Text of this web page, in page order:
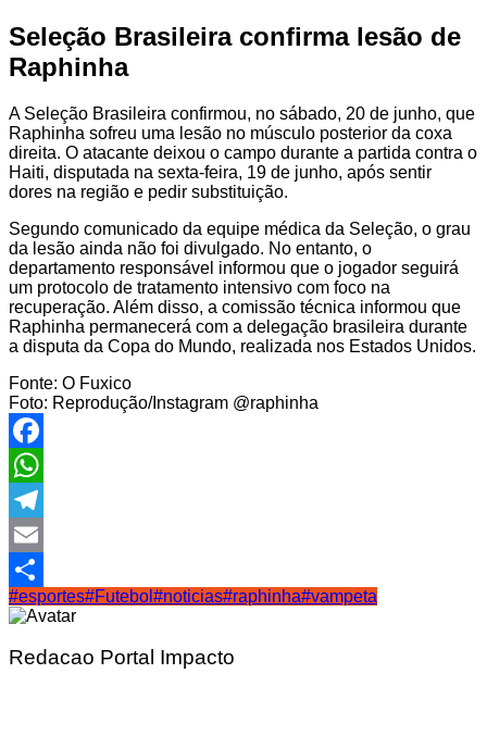
Seleção Brasileira confirma lesão de
Raphinha
A Seleção Brasileira confirmou, no sábado, 20 de junho, que
Raphinha sofreu uma lesão no músculo posterior da coxa
direita. O atacante deixou o campo durante a partida contra o
Haiti, disputada na sexta-feira, 19 de junho, após sentir
dores na região e pedir substituição.
Segundo comunicado da equipe médica da Seleção, o grau
da lesão ainda não foi divulgado. No entanto, o
departamento responsável informou que o jogador seguirá
um protocolo de tratamento intensivo com foco na
recuperação. Além disso, a comissão técnica informou que
Raphinha permanecerá com a delegação brasileira durante
a disputa da Copa do Mundo, realizada nos Estados Unidos.
Fonte: O Fuxico
Foto: Reprodução/Instagram @raphinha
Facebook
WhatsApp
Telegram
Email
Share
#esportes#Futebol #noticias#raphinha#vampeta
Redacao Portal Impacto